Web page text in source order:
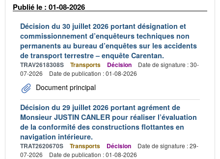
Publié le : 01-08-2026
Décision du 30 juillet 2026 portant désignation et
commissionnement d’enquêteurs techniques non
permanents au bureau d’enquêtes sur les accidents
de transport terrestre – enquête Carentan.
TRAV2618308S Transports Décision
Date de signature : 30-
07-2026
Date de publication : 01-08-2026
Document principal
Décision du 29 juillet 2026 portant agrément de
Monsieur JUSTIN CANLER pour réaliser l’évaluation
de la conformité des constructions flottantes en
navigation intérieure.
TRAT2620670S Transports Décision
Date de signature : 29-
07-2026
Date de publication : 01-08-2026